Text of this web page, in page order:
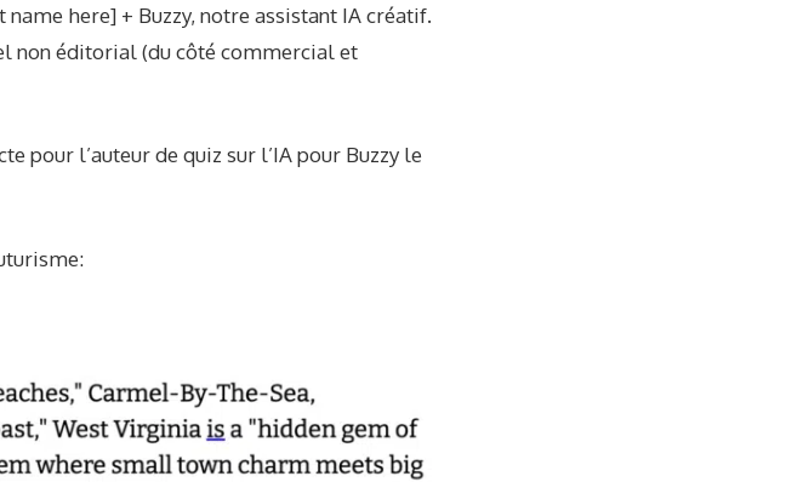
here] + Buzzy, notre assistant IA créatif.
non éditorial (du côté commercial et
pour l’auteur de quiz sur l’IA pour Buzzy le
: